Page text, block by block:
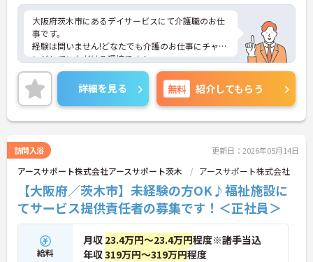
大阪府茨木市にあるデイサービスにて介護職のお仕
事です。
経験は問いません!どなたでも介護のお仕事にチャレ
ンジしていただける環境です！
ご興味ある方には、面接対策ポイントなど、さらに
詳細をお話しいたしますのでお気軽にご相談くださ
い。
詳細を見る 無料 紹介してもらう
訪問入浴 更新日：2026年05月14日
アースサポート株式会社アースサポート茨木 アースサポート株式会社
【大阪府／茨木市】未経験の方OK♪福祉施設に
てサービス提供責任者の募集です！＜正社員＞
給料
月収 23.4万円～23.4万円程度※諸手当込
年収319万円～319万円程度